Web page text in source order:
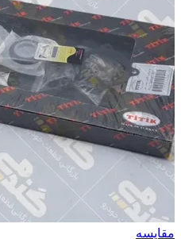
مقایسه